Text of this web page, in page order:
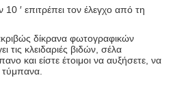
′ επιτρέπει τον έλεγχο από τη
δίκρανα φωτογραφικών
τις κλειδαριές βιδών, σέλα
και είστε έτοιμοι να αυξήσετε, να
τύμπανα.